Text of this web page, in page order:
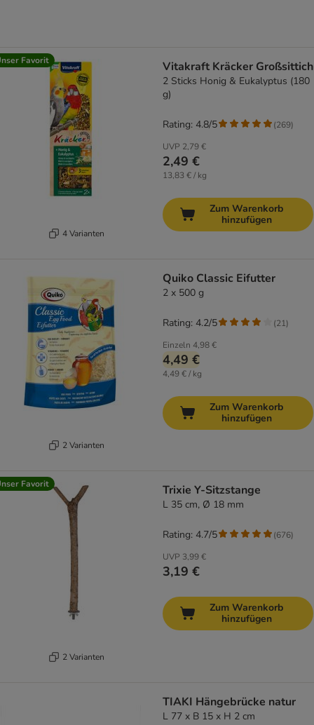
Favorit
4 Varianten
Vitakraft Kräcker Großsittich
2 Sticks Honig & Eukalyptus (180
g)
UVP 2,79 €
2,49 €
13,83 € / kg
Rating: 4.8/5 (269)
Zum Warenkorb
hinzufügen
2 Varianten
Quiko Classic Eifutter
2 x 500 g
Einzeln 4,98 €
4,49 €
4,49 € / kg
Rating: 4.2/5 (21)
Zum Warenkorb
hinzufügen
Favorit
2 Varianten
Trixie Y-Sitzstange
L 35 cm, Ø 18 mm
UVP 3,99 €
3,19 €
Rating: 4.7/5 (676)
Zum Warenkorb
hinzufügen
TIAKI Hängebrücke natur
L 77 x B 15 x H 2 cm